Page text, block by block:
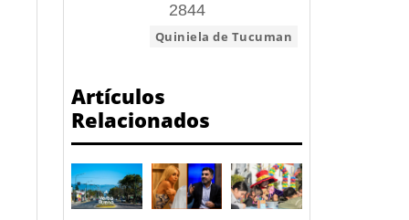
2844
Quiniela de Tucuman
Artículos
Relacionados